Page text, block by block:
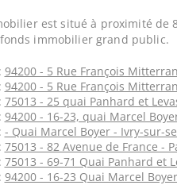
est situé à proximité de
immobilier grand public.
94200 - 5 Rue François
94200 - 5 Rue François
75013 - 25 quai Panhard et
94200 - 16-23, quai Marcel
- Quai Marcel Boyer - Ivry-sur-
75013 - 82 Avenue de France -
75013 - 69-71 Quai Panhard et
94200 - 16-23 Quai Marcel